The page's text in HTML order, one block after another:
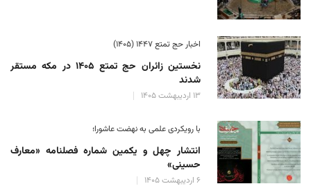
اخبار حج تمتع ۱۴۴۷ (۱۴۰۵)
نخستین زائران حج تمتع ۱۴۰۵ در مکه مستقر
شدند
۱۳ اردیبهشت ۱۴۰۵
با رویکردی علمی به نهضت عاشورا؛
انتشار چهل و یکمین شماره فصلنامه «معارف
حسینی»
۶ اردیبهشت ۱۴۰۵